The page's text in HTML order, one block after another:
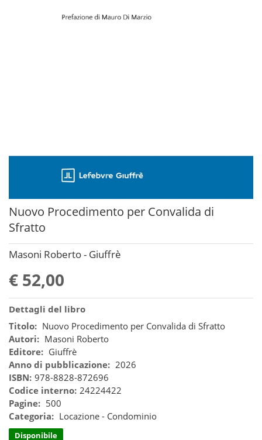
Nuovo Procedimento per Convalida di
Sfratto
Masoni Roberto - Giuffrè
€ 52,00
Dettagli del libro
Titolo: Nuovo Procedimento per Convalida di Sfratto
Autori: Masoni Roberto
Editore: Giuffrè
Anno di pubblicazione: 2026
ISBN: 978-8828-872696
Codice interno: 24224422
Pagine: 500
Categoria: Locazione - Condominio
Disponibile